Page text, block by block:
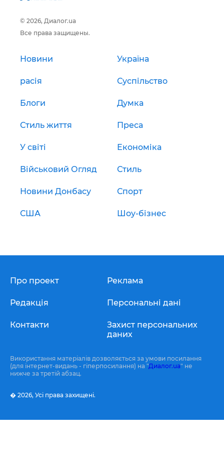
© 2026, Диалог.ua
Все права защищены.
Новини Україна
расія Суспільство
Блоги Думка
Стиль життя Преса
У світі Економіка
Військовий Огляд Стиль
Новини Донбасу Спорт
США Шоу-бізнес
Про проект
Редакція
Контакти
Реклама
Персональні дані
Захист персональних
даних
Використання матеріалів дозволяється за умови посилання
(для інтернет-видань - гіперпосилання) на "Диалог.ua" не
нижче за третій абзац.
� 2026, Усі права захищені.